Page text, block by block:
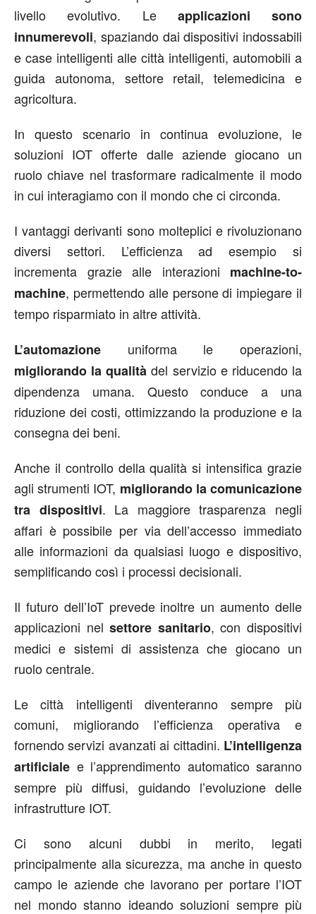
livello evolutivo. Le applicazioni sono
innumerevoli, spaziando dai dispositivi indossabili
e case intelligenti alle città intelligenti, automobili a
guida autonoma, settore retail, telemedicina e
agricoltura.
In questo scenario in continua evoluzione, le
soluzioni IOT offerte dalle aziende giocano un
ruolo chiave nel trasformare radicalmente il modo
in cui interagiamo con il mondo che ci circonda.
I vantaggi derivanti sono molteplici e rivoluzionano
diversi settori. L’efficienza ad esempio si
incrementa grazie alle interazioni machine-to-
machine, permettendo alle persone di impiegare il
tempo risparmiato in altre attività.
L’automazione uniforma le operazioni,
migliorando la qualità del servizio e riducendo la
dipendenza umana. Questo conduce a una
riduzione dei costi, ottimizzando la produzione e la
consegna dei beni.
Anche il controllo della qualità si intensifica grazie
agli strumenti IOT, migliorando la comunicazione
tra dispositivi. La maggiore trasparenza negli
affari è possibile per via dell’accesso immediato
alle informazioni da qualsiasi luogo e dispositivo,
semplificando così i processi decisionali.
Il futuro dell’IoT prevede inoltre un aumento delle
applicazioni nelsettore sanitario, con dispositivi
medici e sistemi di assistenza che giocano un
ruolo centrale.
Le città intelligenti diventeranno sempre più
comuni, migliorando l’efficienza operativa e
fornendo servizi avanzati ai cittadini. L’intelligenza
artificiale e l’apprendimento automatico saranno
sempre più diffusi, guidando l’evoluzione delle
infrastrutture IOT.
Ci sono alcuni dubbi in merito, legati
principalmente alla sicurezza, ma anche in questo
campo le aziende che lavorano per portare l’IOT
nel mondo stanno ideando soluzioni sempre più